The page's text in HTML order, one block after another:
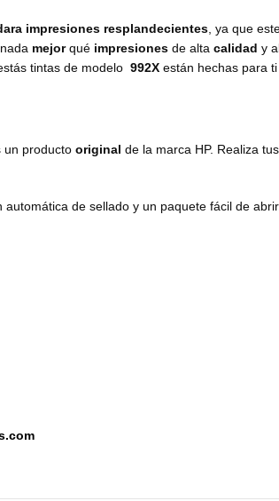
impresiones resplandecientes, ya que
mejorqué impresiones de alta calidad y
tintas de modelo 992X están hechas para
un producto original de la marca HP. Realiza
de sellado y un paquete fácil de